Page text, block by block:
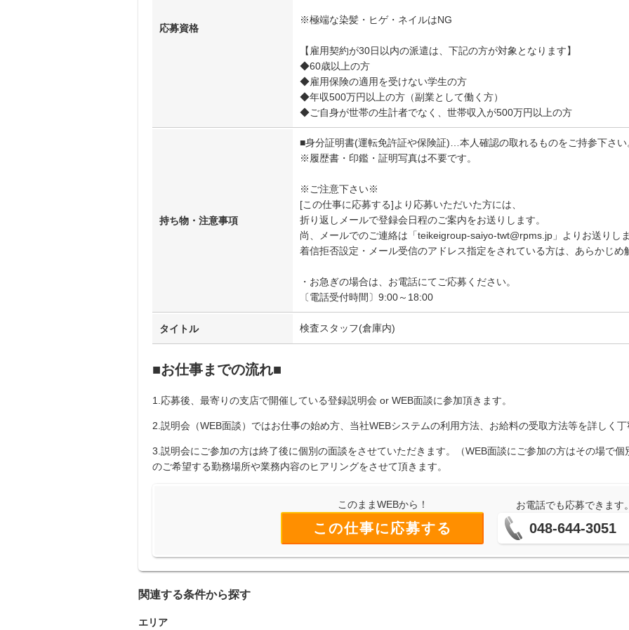
応募資格
※極端な染髪・ヒゲ・ネイルはNG
【雇用契約が30日以内の派遣は、下記の方が対象となります】
◆60歳以上の方
◆雇用保険の適用を受けない学生の方
◆年収500万円以上の方（副業として働く方）
◆ご自身が世帯の生計者でなく、世帯収入が500万円以上の方
持ち物・注意事項
■身分証明書(運転免許証や保険証)…本人確認の取れるものをご持参下さい
※履歴書・印鑑・証明写真は不要です。
※ご注意下さい※
[この仕事に応募する]より応募いただいた方には、
折り返しメールで登録会日程のご案内をお送りします。
尚、メールでのご連絡は「teikeigroup-saiyo-twt@rpms.jp」よりお送りし
着信拒否設定・メール受信のアドレス指定をされている方は、あらかじめ
・お急ぎの場合は、お電話にてご応募ください。
〔電話受付時間〕9:00～18:00
タイトル 検査スタッフ(倉庫内)
■お仕事までの流れ■
1.応募後、最寄りの支店で開催している登録説明会 or WEB面談に参加頂きます。
2.説明会（WEB面談）ではお仕事の始め方、当社WEBシステムの利用方法、お給料の受取方法等を詳しく
3.説明会にご参加の方は終了後に個別の面談をさせていただきます。（WEB面談にご参加の方はその場で
のご希望する勤務場所や業務内容のヒアリングをさせて頂きます。
このままWEBから！
この仕事に応募する
お電話でも応募できます
048-644-3051
関連する条件から探す
エリア